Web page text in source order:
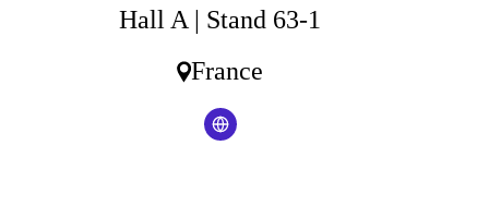
Hall A | Stand 63-1
France